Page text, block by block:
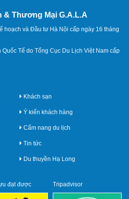
& Thương Mại G.A.L.A
hoạch và Đầu tư Hà Nội cấp ngày 16 tháng
Tế do Tổng Cục Du Lịch Việt Nam cấp
Khách sạn
Ý kiến khách hàng
Cẩm nang du lịch
Tin tức
Du thuyền Hạ Long
đạt được Tripadvisor